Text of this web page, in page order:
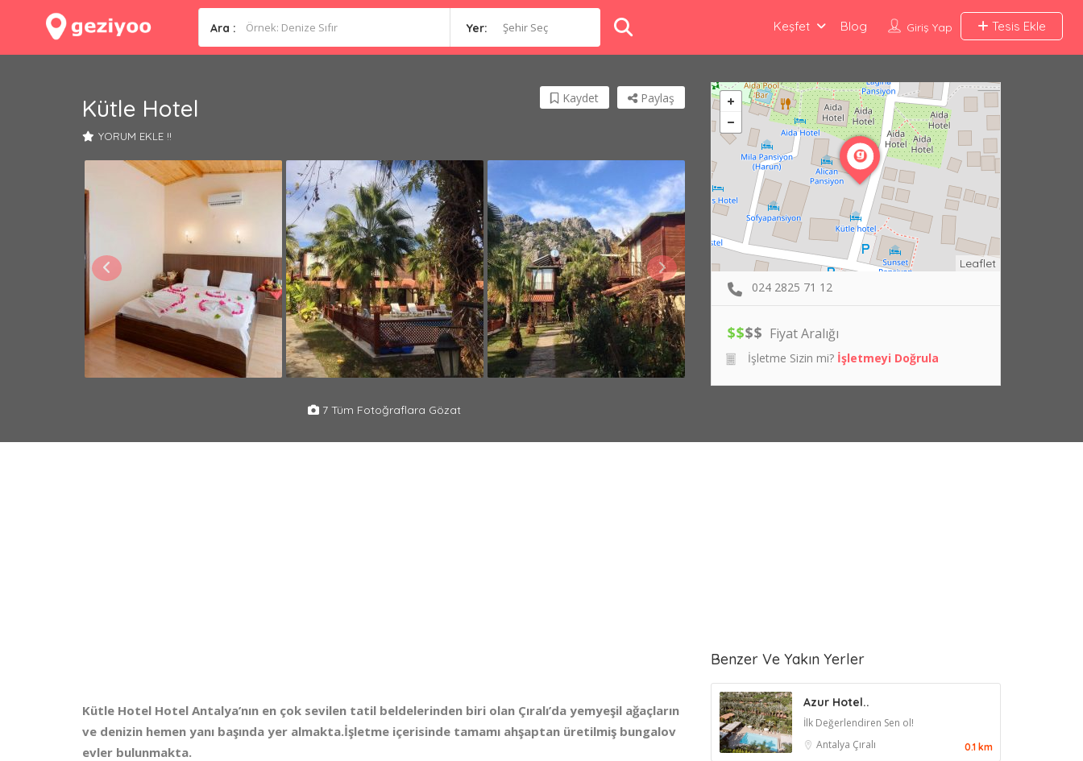
Ara : Yer: Şehir Seç Giriş Yap Tesis Ekle
Keşfet Blog
Kütle Hotel
YORUM EKLE !!
Paylaş
Kaydet
7 Tüm Fotoğraflara Gözat
Kütle Hotel Hotel Antalya’nın en çok sevilen tatil beldelerinden biri olan Çıralı’da yemyeşil ağaçların
ve denizin hemen yanı başında yer almakta.İşletme içerisinde tamamı ahşaptan üretilmiş bungalov
evler bulunmakta.
Leaflet
024 2825 71 12
$$$$ Fiyat Aralığı
İşletme Sizin mi? İşletmeyi Doğrula
Benzer Ve Yakın Yerler
Azur Hotel..
İlk Değerlendiren Sen ol!
Antalya Çıralı 0.1 km